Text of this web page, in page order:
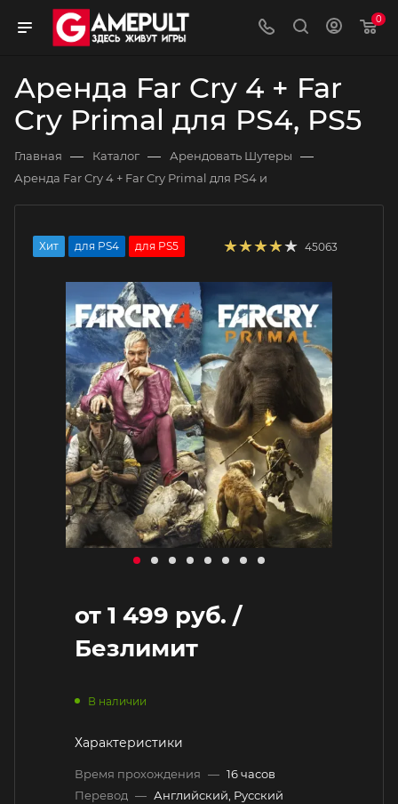
0
Аренда Far Cry 4 + Far
Cry Primal для PS4, PS5
Главная — Каталог — Арендовать Шутеры —
Аренда Far Cry 4 + Far Cry Primal для PS4 и
Хит для PS4 для PS5 45063
от 1 499 руб. /
Безлимит
В наличии
Характеристики
Время прохождения — 16 часов
Перевод — Английский, Русский